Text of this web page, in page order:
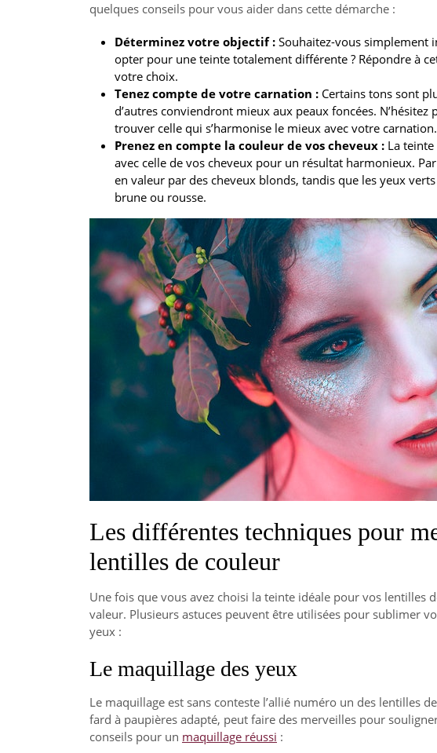
quelques conseils pour vous aider dans cette démarche :
Déterminez votre objectif : Souhaitez-vous simplement
opter pour une teinte totalement différente ? Répondre à
votre choix.
Tenez compte de votre carnation : Certains tons sont
d’autres conviendront mieux aux peaux foncées.
trouver celle qui s’harmonise le mieux avec votre carnation.
Prenez en compte la couleur de vos cheveux : La
avec celle de vos cheveux pour un résultat harmonieux.
en valeur par des cheveux blonds, tandis que les yeux
brune ou rousse.
Les différentes techniques pour
lentilles de couleur
Une fois que vous avez choisi la teinte idéale pour vos lentilles
valeur. Plusieurs astuces peuvent être utilisées pour sublimer
yeux :
Le maquillage des yeux
Le maquillage est sans conteste l’allié numéro un des lentilles
fard à paupières adapté, peut faire des merveilles pour
conseils pour un maquillage réussi :